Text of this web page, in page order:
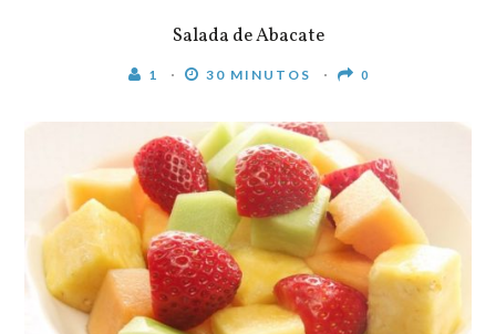
Salada de Abacate
1 30 MINUTOS 0